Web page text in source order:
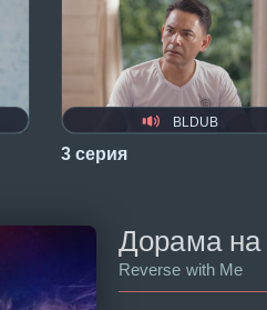
BLDUB
3 серия
Дорама на
Reverse with Me